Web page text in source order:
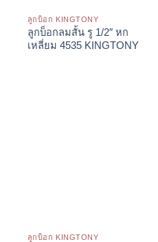
ลูกบ็อก KINGTONY
ลูกบ็อกลมสั้น รู 1/2″ หก
เหลี่ยม 4535 KINGTONY
ลูกบ็อก KINGTONY